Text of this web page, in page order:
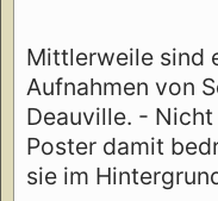
Mittlerweile sind
Aufnahmen von
Deauville. -
Poster damit
sie im